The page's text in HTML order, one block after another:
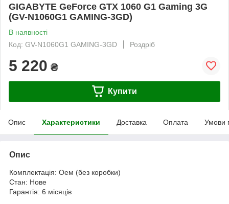
GIGABYTE GeForce GTX 1060 G1 Gaming 3G
(GV-N1060G1 GAMING-3GD)
В наявності
Код: GV-N1060G1 GAMING-3GD
Роздріб
5 220 ₴
Купити
Опис Характеристики Доставка Оплата Умови
Опис
Комплектація: Оем (без коробки)
Стан: Нове
Гарантія: 6 місяців